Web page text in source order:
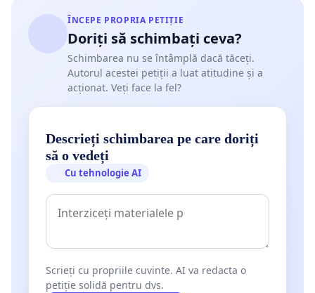
ÎNCEPE PROPRIA PETIȚIE
Doriți să schimbați ceva?
Schimbarea nu se întâmplă dacă tăceți.
Autorul acestei petiții a luat atitudine și a
acționat. Veți face la fel?
Descrieți schimbarea pe care doriți
să o vedeți
Cu tehnologie AI
Scrieți cu propriile cuvinte. AI va redacta o
petiție solidă pentru dvs.